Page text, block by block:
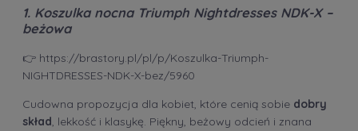
1. Koszulka nocna Triumph Nightdresses NDK-X –
beżowa
👉 https://brastory.pl/pl/p/Koszulka-Triumph-
NIGHTDRESSES-NDK-X-bez/5960
Cudowna propozycja dla kobiet, które cenią sobie dobry
skład, lekkość i klasykę. Piękny, beżowy odcień i znana